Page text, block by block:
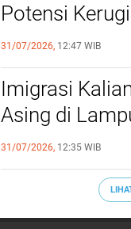
Potensi
Tahun
31/07/2026, 12:47 WIB
Imigrasi
Asing di
Data
31/07/2026, 12:35 WIB